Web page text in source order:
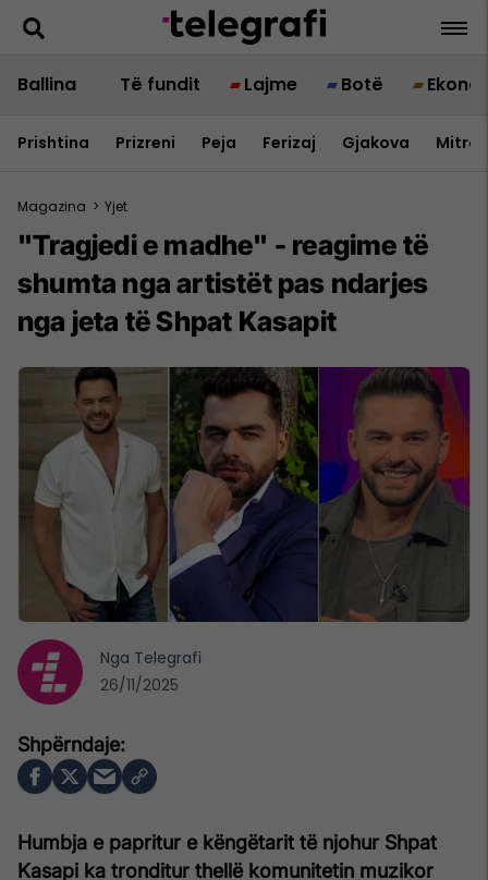
Ballina Të fundit Lajme Botë
Prishtina Prizreni Peja Ferizaj Gjakova
Magazina > Yjet
"Tragjedi e madhe" - reagime të
shumta nga artistët pas ndarjes
nga jeta të Shpat Kasapit
Humbja e papritur e këngëtarit të njohur Shpat
Kasapi ka tronditur thellë komunitetin muzikor
Nga Telegrafi
26/11/2025